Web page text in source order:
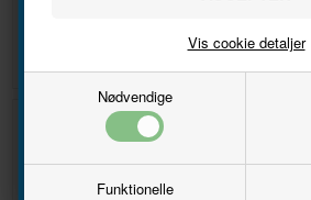
Nødvendige
Funktionelle
Vis cookie detaljer